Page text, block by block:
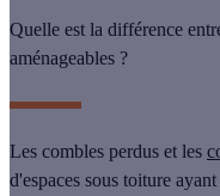
Quelle est la différence
aménageables ?
Les combles perdus et les
d'espaces sous toiture